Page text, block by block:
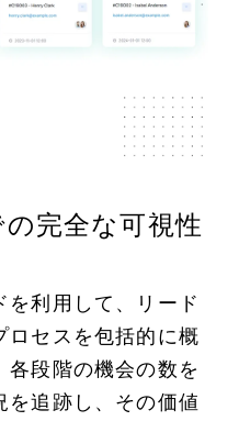
完全な可視性
利用して、リード
ロセスを包括的に概
段階の機会の数を
を追跡し、その価値